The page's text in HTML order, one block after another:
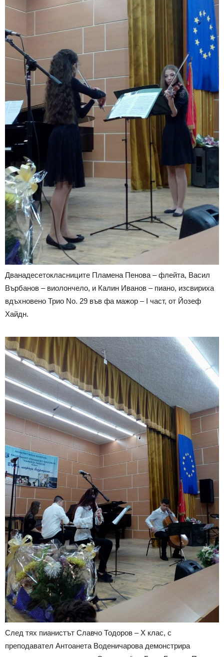
Дванадесетокласниците Пламена Пенова – флейта, Васил
Върбанов – виолончело, и Калин Иванов – пиано, изсвириха
вдъхновено Трио No. 29 във фа мажор – I част, от Йозеф
Хайдн.
След тях пианистът Славчо Тодоров – X клас, с
преподавател Антоанета Воденичарова демонстрира